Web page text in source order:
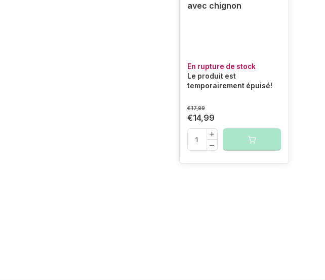
avec chignon
En rupture de stock
Le produit est
temporairement épuisé!
€17,99
€14,99